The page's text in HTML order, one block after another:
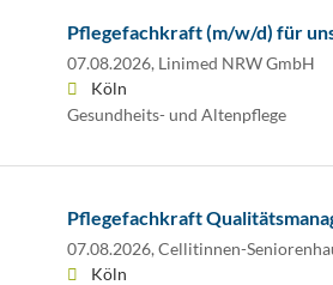
Pflegefachkraft (m/w/d) für
07.08.2026, Linimed NRW GmbH
Köln
Gesundheits- und Altenpflege
Pflegefachkraft
07.08.2026, Cellitinnen-
Köln